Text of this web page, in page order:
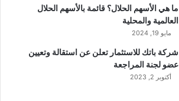
ما هي الأسهم الحلال؟ قائمة بالأسهم الحلال
العالمية والمحلية
مايو 19, 2024
شركة باتك للاستثمار تعلن عن استقالة وتعيين
عضو لجنة المراجعة
أكتوبر 2, 2023